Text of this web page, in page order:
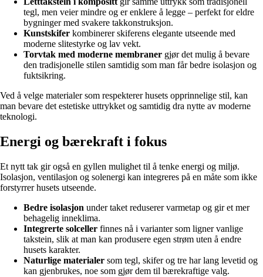
tegl, men veier mindre og er enklere å legge – perfekt for eldre
bygninger med svakere takkonstruksjon.
Kunstskifer kombinerer skiferens elegante utseende med
moderne slitestyrke og lav vekt.
Torvtak med moderne membraner gjør det mulig å bevare
den tradisjonelle stilen samtidig som man får bedre isolasjon og
fuktsikring.
Ved å velge materialer som respekterer husets opprinnelige stil, kan
man bevare det estetiske uttrykket og samtidig dra nytte av moderne
teknologi.
Energi og bærekraft i fokus
Et nytt tak gir også en gyllen mulighet til å tenke energi og miljø.
Isolasjon, ventilasjon og solenergi kan integreres på en måte som ikke
forstyrrer husets utseende.
Bedre isolasjon under taket reduserer varmetap og gir et mer
behagelig inneklima.
Integrerte solceller finnes nå i varianter som ligner vanlige
takstein, slik at man kan produsere egen strøm uten å endre
husets karakter.
Naturlige materialer som tegl, skifer og tre har lang levetid og
kan gjenbrukes, noe som gjør dem til bærekraftige valg.